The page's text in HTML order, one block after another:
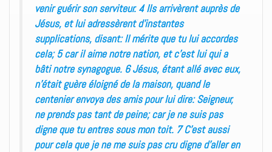
venir guérir son serviteur. 4 Ils arrivèrent auprès de
Jésus, et lui adressèrent d’instantes
supplications, disant: Il mérite que tu lui accordes
cela; 5 car il aime notre nation, et c’est lui qui a
bâti notre synagogue. 6 Jésus, étant allé avec eux,
n’était guère éloigné de la maison, quand le
centenier envoya des amis pour lui dire: Seigneur,
ne prends pas tant de peine; car je ne suis pas
digne que tu entres sous mon toit. 7 C’est aussi
pour cela que je ne me suis pas cru digne d’aller en